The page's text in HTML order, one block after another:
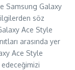
Samsung Galaxy
söz
Ace Style
arasında yer
Ace Style